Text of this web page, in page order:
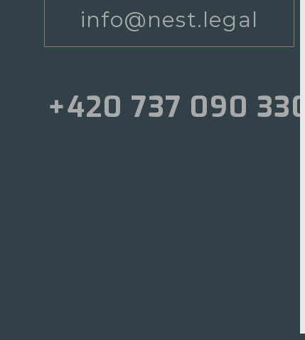
info@nest.legal
+420 737 090 330